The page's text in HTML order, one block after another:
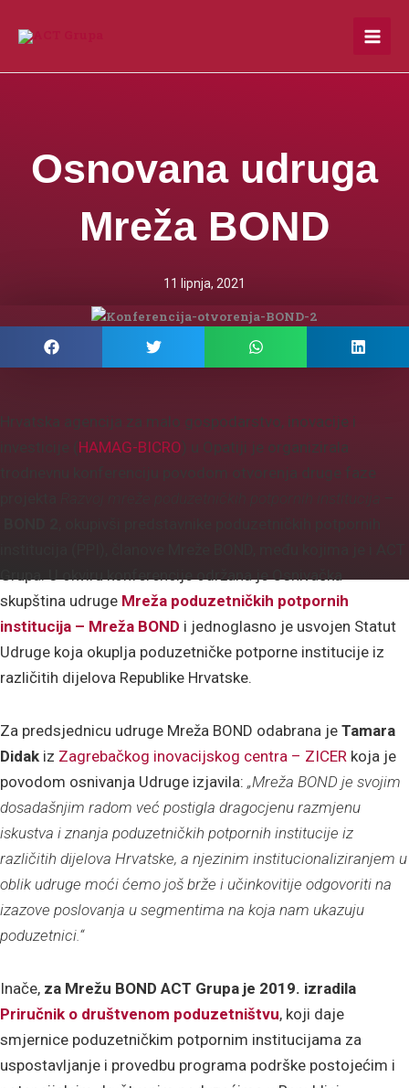
content
Osnovana udruga
Mreža BOND
11 lipnja, 2021
Hrvatska agencija za malo gospodarstvo, inovacije i
HAMAG-BICRO) u Opatiji je organizirala
trodnevnu konferenciju povodom otvorenja druge faze
–
Grupa. U okviru konferencije održana je Osnivačka
skupština udruge Mreža poduzetničkih potpornih
institucija – Mreža BOND i jednoglasno je usvojen Statut
Udruge koja okuplja poduzetničke potporne institucije iz
različitih dijelova Republike Hrvatske.
Za predsjednicu udruge Mreža BOND odabrana je Tamara
Didak iz Zagrebačkog inovacijskog centra – ZICER koja je
povodom osnivanja Udruge izjavila: „Mreža BOND je svojim
dosadašnjim radom već postigla dragocjenu razmjenu
iskustva i znanja poduzetničkih potpornih institucije iz
različitih dijelova Hrvatske, a njezinim institucionaliziranjem u
oblik udruge moći ćemo još brže i učinkovitije odgovoriti na
izazove poslovanja u segmentima na koja nam ukazuju
poduzetnici.“
Inače, za Mrežu BOND ACT Grupa je 2019. izradila
Priručnik o društvenom poduzetništvu, koji daje
smjernice poduzetničkim potpornim institucijama za
uspostavljanje i provedbu programa podrške postojećim i